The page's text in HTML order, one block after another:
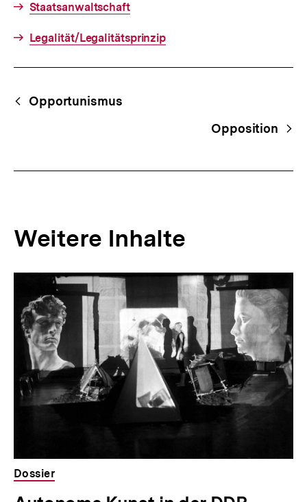
Staatsanwaltschaft
Legalität/Legalitätsprinzip
Begriffsnavigation
Content-
Navigation
Opportunismus
Opposition
Weitere Inhalte
Dossier